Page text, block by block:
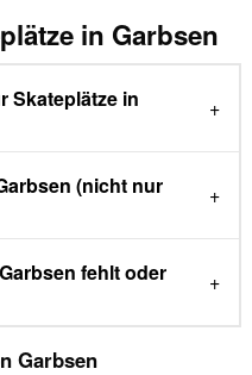
in Garbsen
Skateplätze in
(nicht nur
fehlt oder
Garbsen